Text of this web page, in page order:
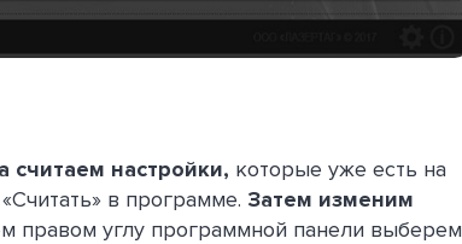
считаем настройки, которые уже есть на
в программе. Затем изменим
правом углу программной панели выберем